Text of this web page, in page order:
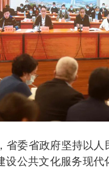
委省政府坚持以
设公共文化服务现